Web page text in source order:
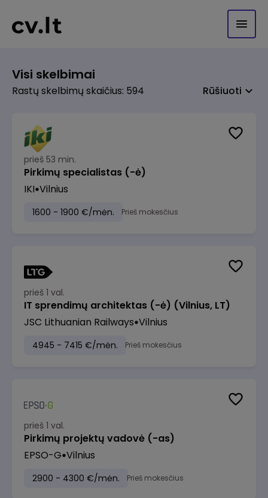
Visi skelbimai
Rastų skelbimų skaičius: 594 Rūšiuoti
prieš 53 min.
Pirkimų specialistas (-ė)
IKI Vilnius
1600 - 1900 €/mėn. Prieš mokesčius
prieš 1 val.
IT sprendimų architektas (-ė) (Vilnius, LT)
JSC Lithuanian Railways Vilnius
4945 - 7415 €/mėn. Prieš mokesčius
prieš 1 val.
Pirkimų projektų vadovė (-as)
EPSO-G Vilnius
2900 - 4300 €/mėn. Prieš mokesčius